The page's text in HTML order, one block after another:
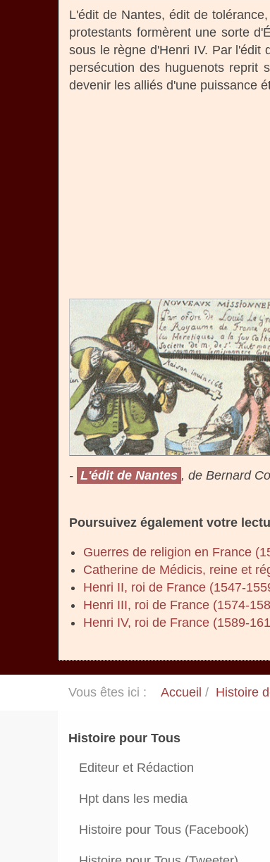
L'édit de Nantes, édit de
protestants formèrent une sorte
sous le règne d'Henri IV. Par l'édit
persécution des huguenots reprit
devenir les alliés d'une puissance
- L'édit de Nantes , de Bernard
Poursuivez également votre
Guerres de religion en France
Catherine de Médicis, reine et
Henri II, roi de France (1547-
Henri III, roi de France (1574-
Henri IV, roi de France (1589-
Vous êtes ici : Accueil Histoire
Histoire pour Tous
Editeur et Rédaction
Hpt dans les media
Histoire pour Tous (Facebook)